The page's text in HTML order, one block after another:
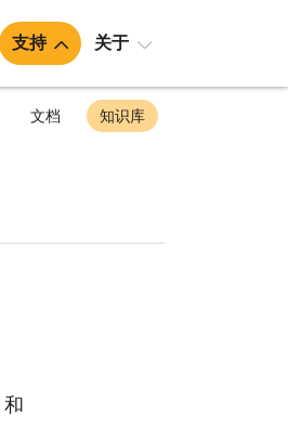
支持 关于
文档 知识库
和